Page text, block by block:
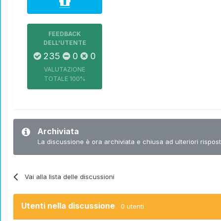
FEEDBACK
DELL'UTENTE
235 0 0
VALUTAZIONE
TOTALE 100%
Archiviata
La discussione è ora archiviata e chiusa ad ulteriori
Vai alla lista delle discussioni
Utenti nella discussione 0 utenti